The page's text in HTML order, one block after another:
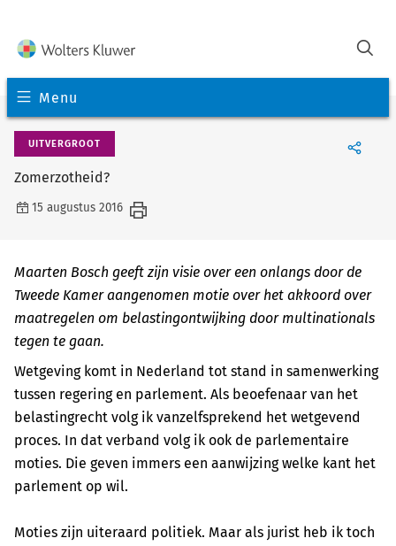
Menu
UITVERGROOT
Zomerzotheid?
15 augustus 2016
Maarten Bosch geeft zijn visie over een onlangs door de
Tweede Kamer aangenomen motie over het akkoord over
maatregelen om belastingontwijking door multinationals
tegen te gaan.
Wetgeving komt in Nederland tot stand in samenwerking
tussen regering en parlement. Als beoefenaar van het
belastingrecht volg ik vanzelfsprekend het wetgevend
proces. In dat verband volg ik ook de parlementaire
moties. Die geven immers een aanwijzing welke kant het
parlement op wil.
Moties zijn uiteraard politiek. Maar als jurist heb ik toch